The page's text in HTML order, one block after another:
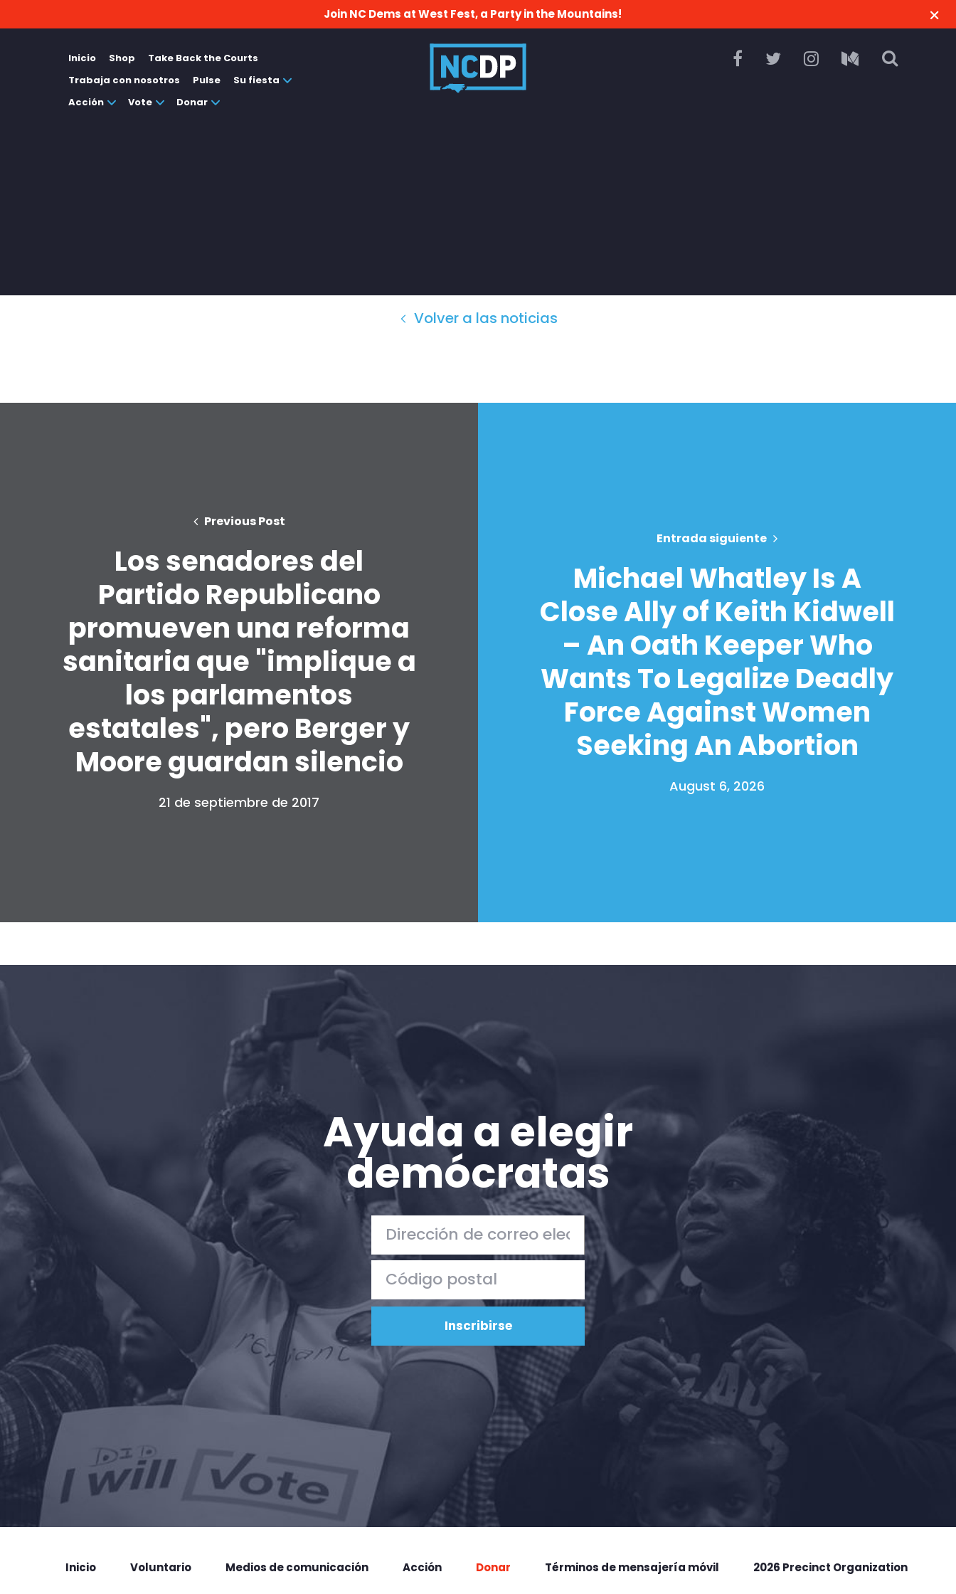
Take Back the Courts
Trabaja con nosotros
Pulse
Donar
Join NC Dems at West Fest, a Party in the Mountains!
Inicio Shop
Take Back the Courts
Trabaja con nosotros
Pulse
Su fiesta
Acción
Vote Donar
Volver a las noticias
Previous Post
Los senadores del
Partido Republicano
promueven una reforma
sanitaria que "implique a
los parlamentos
estatales", pero Berger y
Moore guardan silencio
21 de septiembre de 2017
Entrada siguiente
Michael Whatley Is A
Close Ally of Keith Kidwell
– An Oath Keeper Who
Wants To Legalize Deadly
Force Against Women
Seeking An Abortion
August 6, 2026
Ayuda a elegir
demócratas
Inicio Voluntario Medios de comunicación Acción Donar Términos de mensajería móvil 2026 Precinct Organization